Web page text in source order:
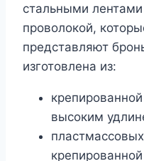
стальными
проволокой,
представляют
изготовлена из:
высоким